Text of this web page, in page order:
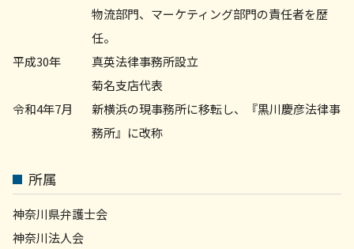
物流部門、マーケティング部門の責任者を歴
任。
平成30年
真英法律事務所設立
菊名支店代表
令和4年7月
新横浜の現事務所に移転し、『黒川慶彦法律事
務所』に改称
所属
神奈川県弁護士会
神奈川法人会